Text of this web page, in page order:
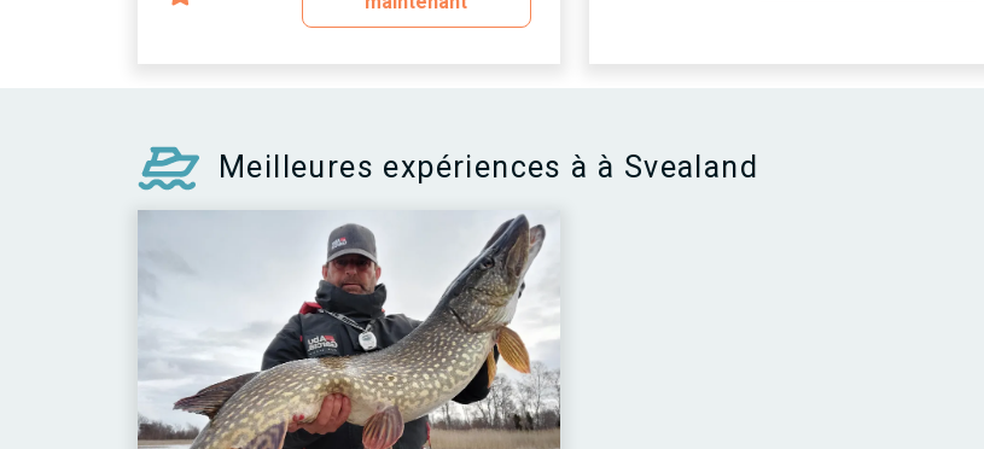
Meilleures expériences à à Svealand